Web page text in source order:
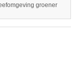
groener